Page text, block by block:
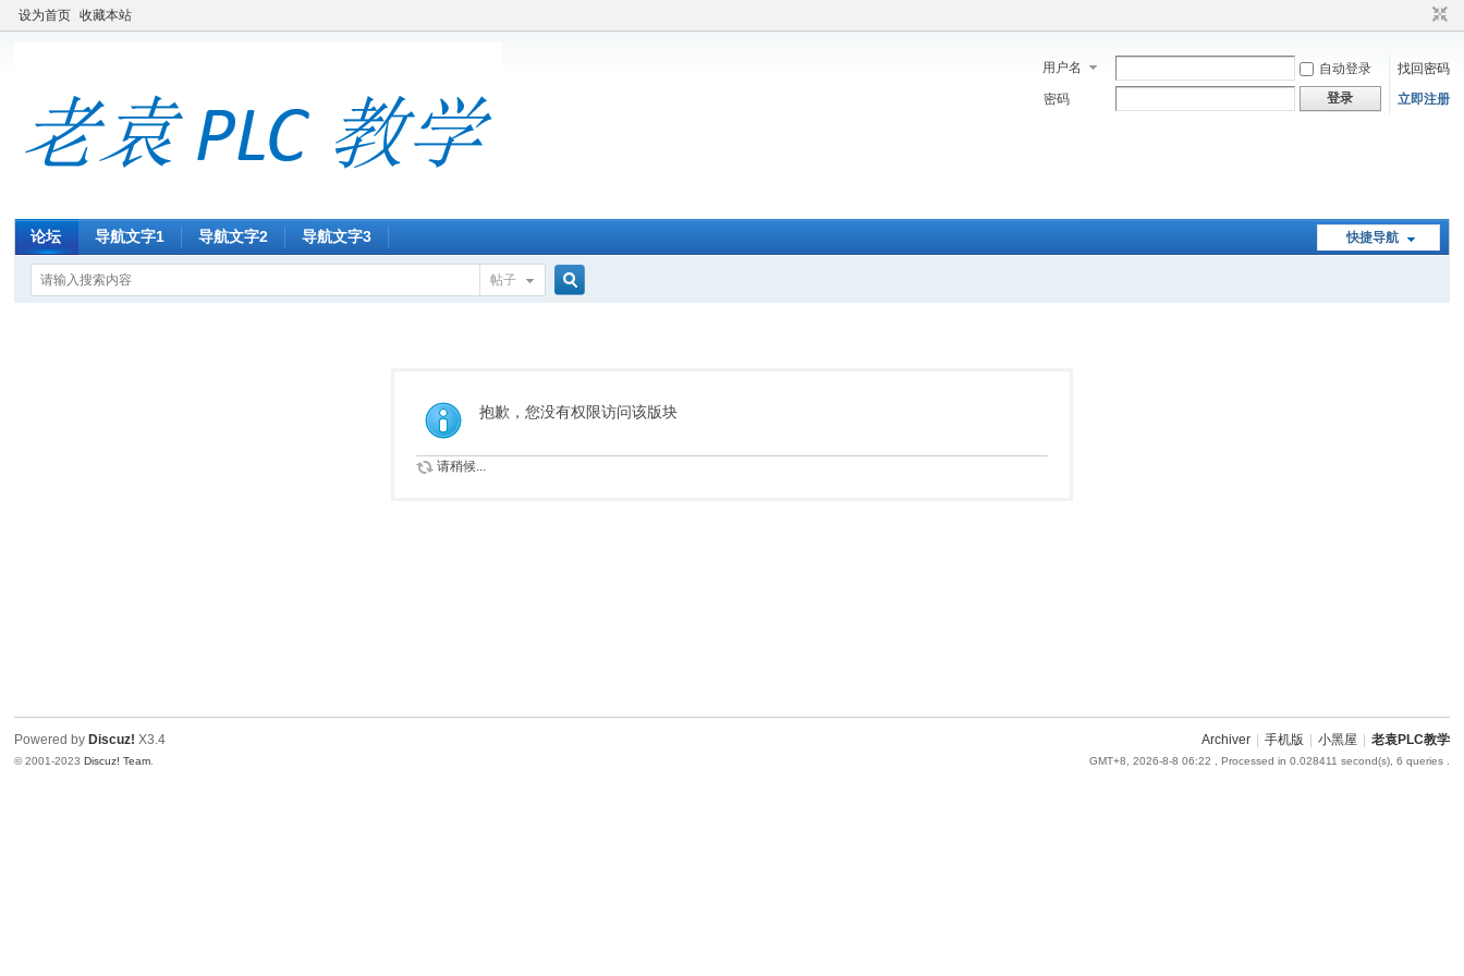
设为首页 收藏本站
用户名 自动登录
找回密码
密码
登录 立即注册
快捷导航
论坛 导航文字1 导航文字2 导航文字3
帖子
索
抱歉，您没有权限访问该版块
请稍候...
Archiver 手机版 小黑屋 老袁PLC教学
GMT+8, 2026-8-8 06:22 , Processed in 0.028411 second(s), 6 queries .
Powered by Discuz! X3.4
© 2001-2023Discuz! Team